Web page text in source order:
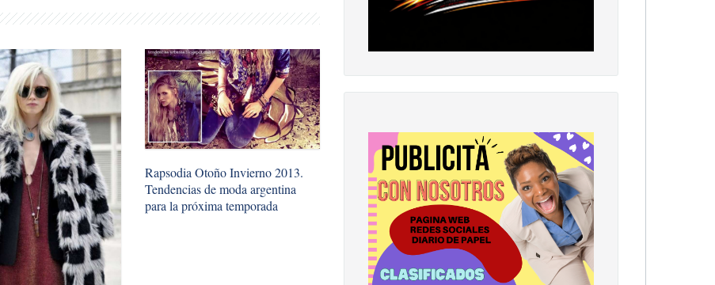
Rapsodia Otoño Invierno 2013.
Tendencias de moda argentina
para la próxima temporada